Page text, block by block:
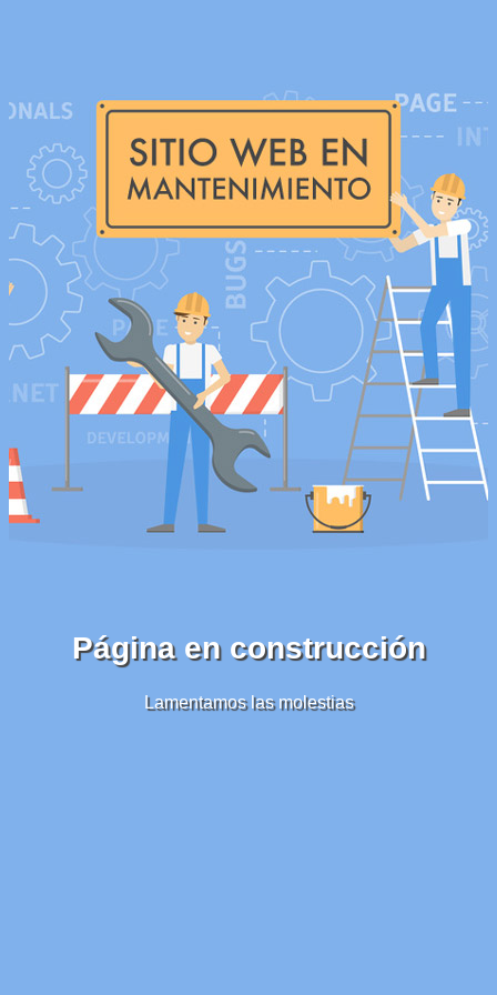
Página en construcción
Lamentamos las molestias